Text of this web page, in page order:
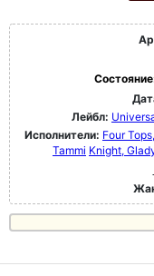
Лейбл:
Исполнители: Four
Tammi Knight,